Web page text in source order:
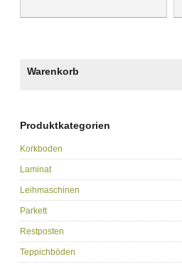
Warenkorb
Produktkategorien
Korkboden
Laminat
Leihmaschinen
Parkett
Restposten
Teppichböden